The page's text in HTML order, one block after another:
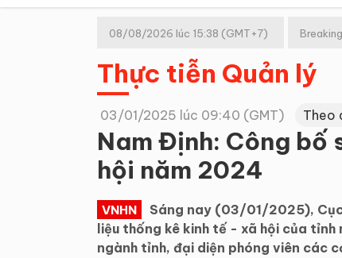
Kinh tế hội nhập
Doanh nghiệp
08/08/2026 lúc 15:38 (GMT+7)
Thực tiễn Quản lý
03/01/2025 lúc 09:40 (GMT) Theo
Nam Định: Công bố
hội năm 2024
VNHN
Sáng nay (03/01/2025),
liệu thống kê kinh tế - xã hội của
ngành tỉnh, đại diện phóng viên các